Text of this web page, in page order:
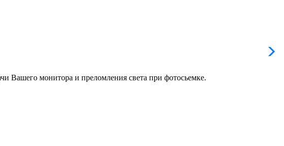
Вашего монитора и преломления света при фотосьемке.